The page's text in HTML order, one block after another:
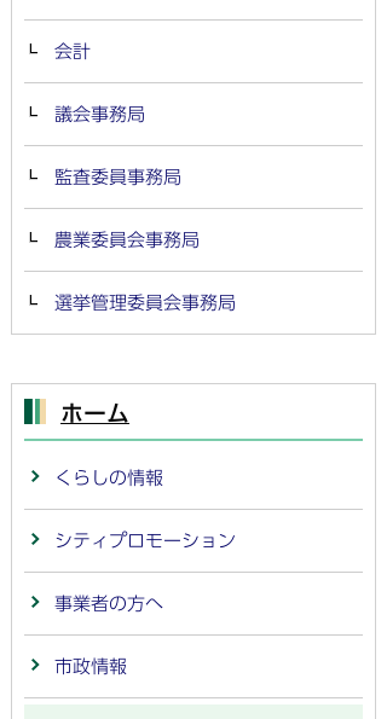
会計
議会事務局
監査委員事務局
農業委員会事務局
選挙管理委員会事務局
ホーム
くらしの情報
シティプロモーション
事業者の方へ
市政情報